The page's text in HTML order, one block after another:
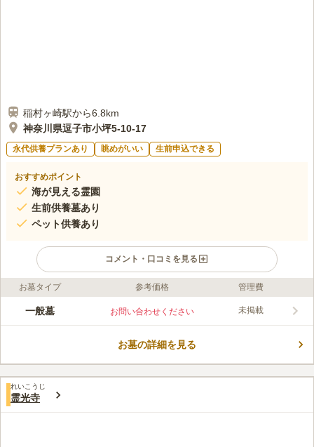
稲村ヶ崎駅から6.8km
神奈川県逗子市小坪5-10-17
永代供養プランあり 眺めがいい 生前申込できる
おすすめポイント
海が見える霊園
生前供養墓あり
ペット供養あり
コメント・口コミを見る
ライフドット編集部のコメント
陽当たりが良く、海が一望できる穏やかな立地にあります。 潮
者がいない方、家族に負担をかけたくない方でも安心してお墓を
口コミ評価
この霊園はまだ誰からも評価されていません。
お墓タイプ 参考価格 管理費
一般墓 お問い合わせください 未掲載
お墓の詳細を見る
れいこうじ
霊光寺